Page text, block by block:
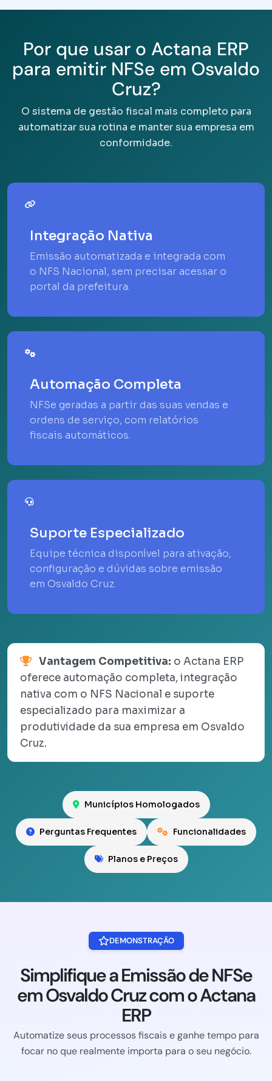
Por que usar o Actana ERP
para emitir NFSe em Osvaldo
Cruz?
O sistema de gestão fiscal mais completo para
automatizar sua rotina e manter sua empresa em
conformidade.
Integração Nativa
Emissão automatizada e integrada com
o NFS Nacional, sem precisar acessar o
portal da prefeitura.
Automação Completa
NFSe geradas a partir das suas vendas e
ordens de serviço, com relatórios
fiscais automáticos.
Suporte Especializado
Equipe técnica disponível para ativação,
configuração e dúvidas sobre emissão
em Osvaldo Cruz.
Vantagem Competitiva: o Actana ERP
oferece automação completa, integração
nativa com o NFS Nacional e suporte
especializado para maximizar a
produtividade da sua empresa em Osvaldo
Cruz.
Municípios Homologados
Perguntas Frequentes Funcionalidades
Planos e Preços
DEMONSTRAÇÃO
Simplifique a Emissão de NFSe
em Osvaldo Cruz com o Actana
ERP
Automatize seus processos fiscais e ganhe tempo para
focar no que realmente importa para o seu negócio.